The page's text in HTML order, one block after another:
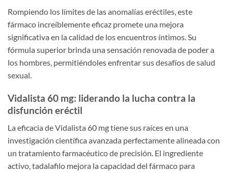
Rompiendo los límites de las anomalías eréctiles, este
fármaco increíblemente eficaz promete una mejora
significativa en la calidad de los encuentros íntimos. Su
fórmula superior brinda una sensación renovada de poder a
los hombres, permitiéndoles enfrentar sus desafíos de salud
sexual.
Vidalista 60 mg: liderando la lucha contra la
disfunción eréctil
La eficacia de Vidalista 60 mg tiene sus raíces en una
investigación científica avanzada perfectamente alineada con
un tratamiento farmacéutico de precisión. El ingrediente
activo, tadalafilo mejora la capacidad del fármaco para